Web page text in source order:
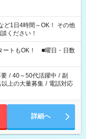
4時間～OK！ その他
ください！
ートもOK！ ■曜日・日数
要 / 40～50代活躍中 / 副
以上の大量募集 / 電話対応
詳細へ